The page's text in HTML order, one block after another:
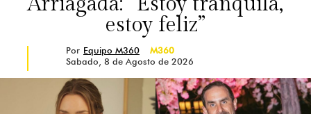
estoy feliz”
Por Equipo M360
M360
Sabado, 8 de Agosto de 2026